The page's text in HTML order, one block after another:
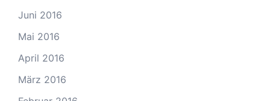
Juni 2016
Mai 2016
April 2016
März 2016